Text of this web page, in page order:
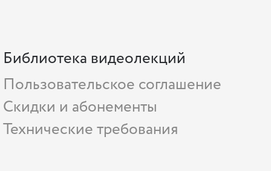
Библиотека видеолекций
Пользовательское соглашение
Скидки и абонементы
Технические требования